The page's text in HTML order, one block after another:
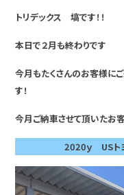
トリデックス 塙です！！
本日で２月も終わりです
今月もたくさんのお客様に
す！
今月ご納車させて頂いたお
2020ｙ US